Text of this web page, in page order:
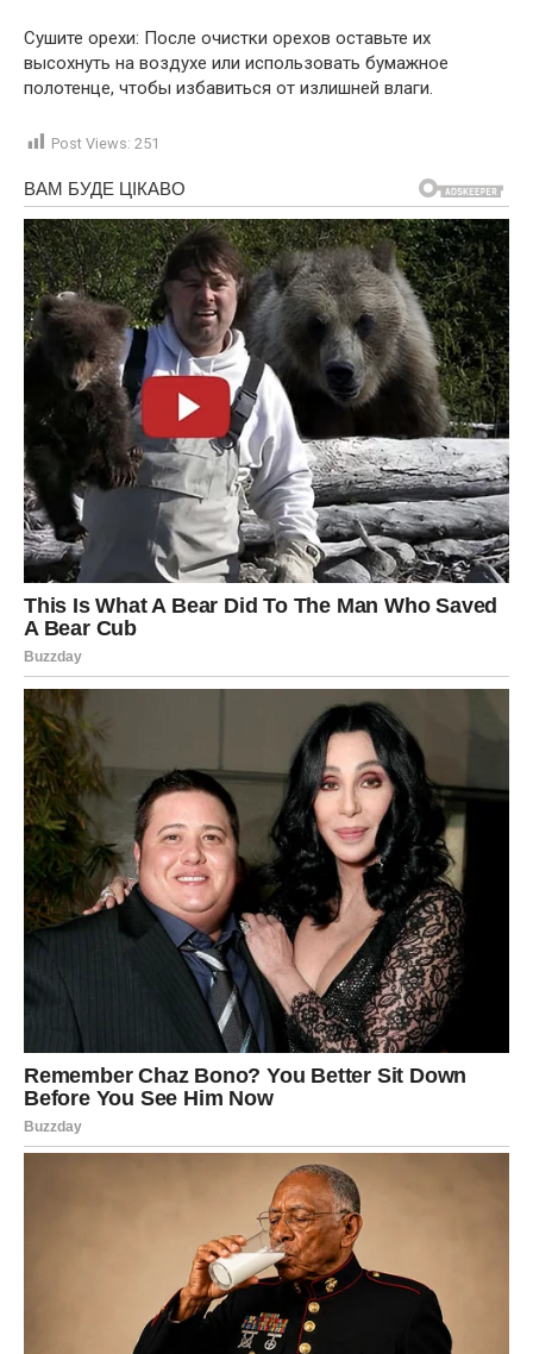
Сушите орехи: После очистки орехов оставьте их
высохнуть на воздухе или использовать бумажное
полотенце, чтобы избавиться от излишней влаги.
Post Views: 251